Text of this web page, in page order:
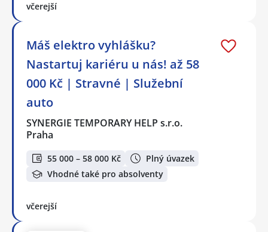
včerejší
Máš elektro vyhlášku?
Nastartuj kariéru u nás! až 58
000 Kč | Stravné | Služební
auto
SYNERGIE TEMPORARY HELP s.r.o.
Praha
55 000 – 58 000 Kč
Plný úvazek
Vhodné také pro absolventy
včerejší